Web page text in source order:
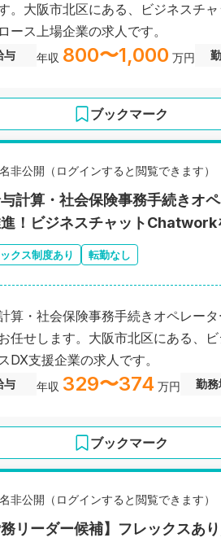
。大阪市北区にある、ビジネスチ
ース上場企業の求人です。
与 年収 800〜1,000 万円
ブックマーク
非公開（ログインすると閲覧できます）
与計算・社会保険事務手続きオ
！ビジネスチャット
クス制度あり 転勤なし
算・社会保険事務手続きオペレー
任せします。大阪市北区にある、
DX支援企業の求人です。
与 年収 329〜374 万円 勤務
ブックマーク
非公開（ログインすると閲覧できます）
務リーダー候補】フレックスあ